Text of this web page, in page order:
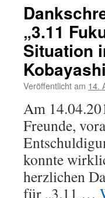
„3.11
Situation
Kobayashi
Veröffentlicht am 14.
Am
Freunde,
konnte
herzlichen
für „3.11 …